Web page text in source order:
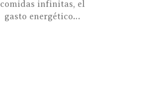
comidas infinitas, el
gasto energético…